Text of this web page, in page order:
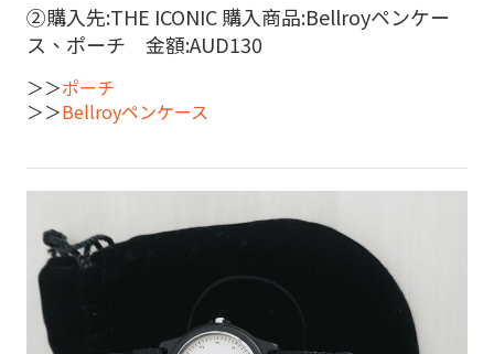
②購入先:THE ICONIC 購入商品:Bellroyペンケー
ス、ポーチ 金額:AUD130
＞＞ポーチ
＞＞Bellroyペンケース